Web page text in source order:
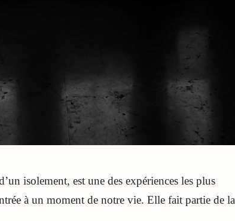
isolement, est une des expériences les plus
à un moment de notre vie. Elle fait partie de la